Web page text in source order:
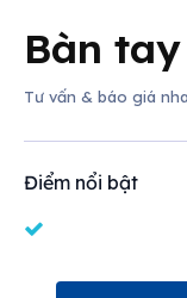
Bàn
Tư vấn & báo giá
Điểm nổi bật